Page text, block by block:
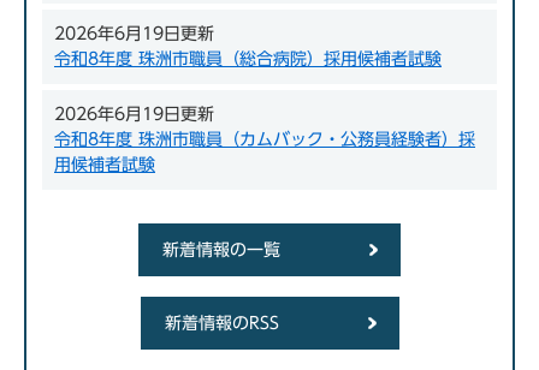
2026年6月19日更新
令和8年度 珠洲市職員（総合病院）採用候補者試験
2026年6月19日更新
令和8年度 珠洲市職員（カムバック・公務員経験者）採
用候補者試験
新着情報の一覧
新着情報のRSS